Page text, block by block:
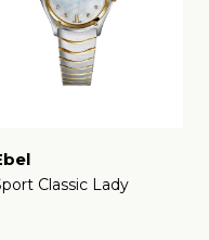
Classic Lady